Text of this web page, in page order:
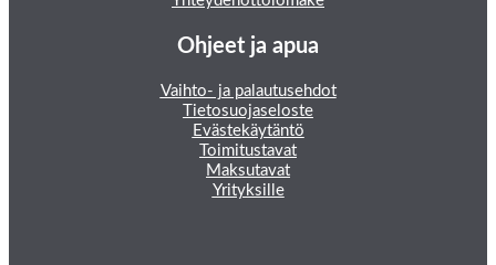
Ohjeet ja apua
Vaihto- ja palautusehdot
Tietosuojaseloste
Evästekäytäntö
Toimitustavat
Maksutavat
Yrityksille